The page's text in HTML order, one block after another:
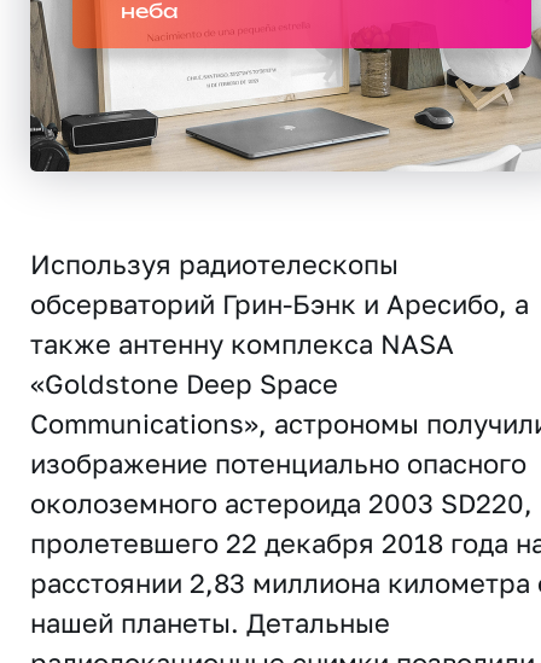
неба
Используя радиотелескопы
обсерваторий Грин-Бэнк и Аресибо, а
также антенну комплекса NASA
«Goldstone Deep Space
Communications», астрономы
изображение потенциально опасного
околоземного астероида 2003 SD220,
пролетевшего 22 декабря 2018 года
расстоянии 2,83 миллиона километра
нашей планеты. Детальные